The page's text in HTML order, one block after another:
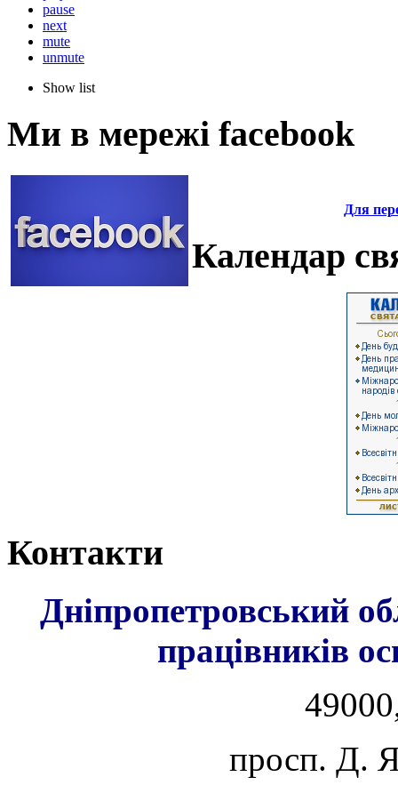
pause
next
mute
unmute
Show list
Ми в мережі facebook
Для
Календар
Контакти
Дніпропетровський
працівників
просп. Д.